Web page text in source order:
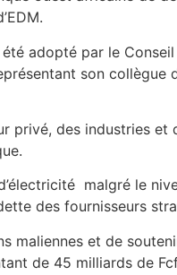
adopté par le
son collègue
privé, des industries et
malgré le
des fournisseurs
maliennes et de
de 45 milliards de